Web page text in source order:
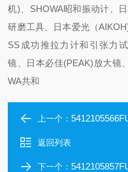
机)、SHOWA昭和振动计、
研磨工具、日本爱光（
SS成功推拉力计和引张力
镜、日本必佳(PEAK)放大镜
WA共和
上一个：
返回列表
下一个：5412105857FUJI